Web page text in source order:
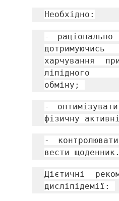
Необхідно:
- раціонально
дотримуючись
харчування
ліпідного
обміну;
-
фізичну
-
вести щоденник.
Дієтичні
дисліпідемії: